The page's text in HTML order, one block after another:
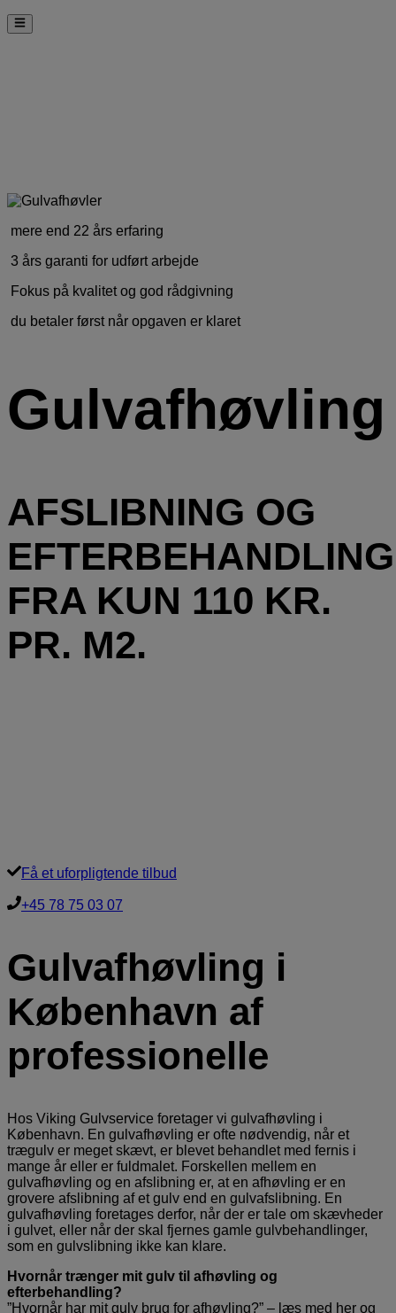
mere end 22 års erfaring
3 års garanti for udført arbejde
Fokus på kvalitet og god rådgivning
du betaler først når opgaven er klaret
Gulvafhøvling
AFSLIBNING OG
EFTERBEHANDLING
FRA KUN 110 KR.
PR. M2.
Få et uforpligtende tilbud
+45 78 75 03 07
Gulvafhøvling i
København af
professionelle
Hos Viking Gulvservice foretager vi gulvafhøvling i
København. En gulvafhøvling er ofte nødvendig, når et
trægulv er meget skævt, er blevet behandlet med fernis i
mange år eller er fuldmalet. Forskellen mellem en
gulvafhøvling og en afslibning er, at en afhøvling er en
grovere afslibning af et gulv end en gulvafslibning. En
gulvafhøvling foretages derfor, når der er tale om skævheder
i gulvet, eller når der skal fjernes gamle gulvbehandlinger,
som en gulvslibning ikke kan klare.
Hvornår trænger mit gulv til afhøvling og
efterbehandling?
”Hvornår har mit gulv brug for afhøvling?” – læs med her og